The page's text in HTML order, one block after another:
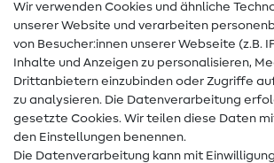
Nähanleitungen
Hilfe & Kontakt
Kontakt
Infos zum Betreiberwechsel
FAQ
Wir verwenden Cookies und ähnliche
unserer Website und verarbeiten
von Besucher:innen unserer Webseite (z.B.
Inhalte und Anzeigen zu personalisieren,
Drittanbietern einzubinden oder Zugriffe
zu analysieren. Die Datenverarbeitung
gesetzte Cookies. Wir teilen diese Daten
den Einstellungen benennen.
Die Datenverarbeitung kann mit